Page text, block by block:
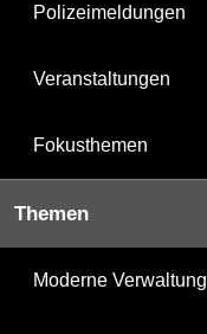
Polizeimeldungen
Veranstaltungen
Fokusthemen
Themen
Moderne Verwaltung